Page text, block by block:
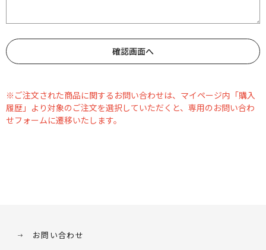
※ご注文された商品に関するお問い合わせは、マイページ内「購入
履歴」より対象のご注文を選択していただくと、専用のお問い合わ
せフォームに遷移いたします。
お問い合わせ